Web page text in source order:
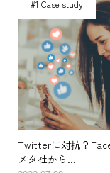
#1 Case study
Twitterに対抗？
メタ社から...